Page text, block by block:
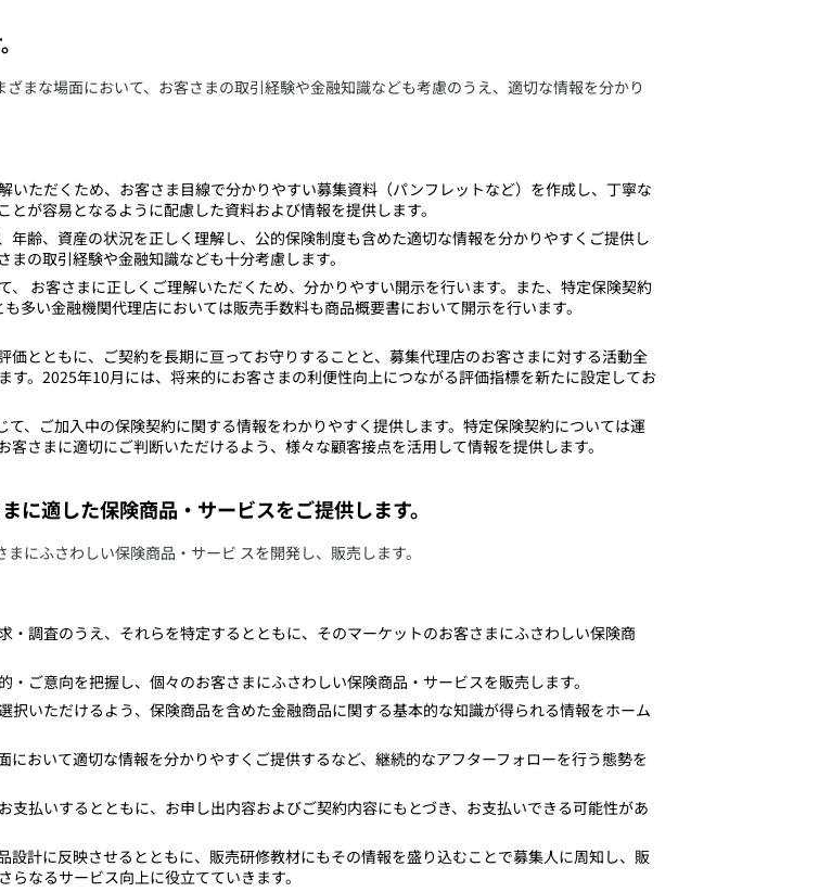
まな場面において、お客さまの取引経験や金融知識なども考慮のうえ、適切な情報を分かり
ただくため、お客さま目線で分かりやすい募集資料（パンフレットなど）を作成し、丁寧な
が容易となるように配慮した資料および情報を提供します。
齢、資産の状況を正しく理解し、公的保険制度も含めた適切な情報を分かりやすくご提供し
の取引経験や金融知識なども十分考慮します。
お客さまに正しくご理解いただくため、分かりやすい開示を行います。また、特定保険契約
多い金融機関代理店においては販売手数料も商品概要書において開示を行います。
とともに、ご契約を長期に亘ってお守りすることと、募集代理店のお客さまに対する活動全
。2025年10月には、将来的にお客さまの利便性向上につながる評価指標を新たに設定してお
、ご加入中の保険契約に関する情報をわかりやすく提供します。特定保険契約については運
さまに適切にご判断いただけるよう、様々な顧客接点を活用して情報を提供します。
に適した保険商品・サービスをご提供します。
にふさわしい保険商品・サービ スを開発し、販売します。
調査のうえ、それらを特定するとともに、そのマーケットのお客さまにふさわしい保険商
ご意向を把握し、個々のお客さまにふさわしい保険商品・サービスを販売します。
いただけるよう、保険商品を含めた金融商品に関する基本的な知識が得られる情報をホーム
おいて適切な情報を分かりやすくご提供するなど、継続的なアフターフォローを行う態勢を
払いするとともに、お申し出内容およびご契約内容にもとづき、お支払いできる可能性があ
計に反映させるとともに、販売研修教材にもその情報を盛り込むことで募集人に周知し、販
なるサービス向上に役立てていきます。